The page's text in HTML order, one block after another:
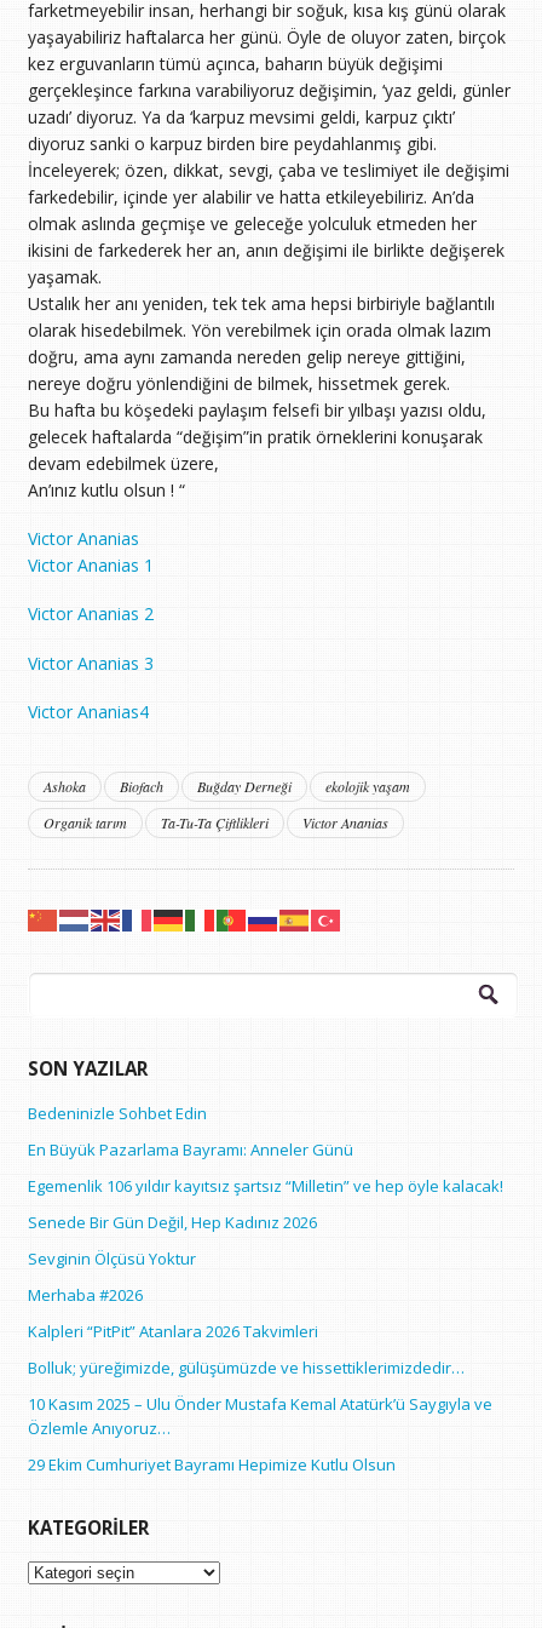
farketmeyebilir insan, herhangi bir soğuk, kısa kış günü olarak
yaşayabiliriz haftalarca her günü. Öyle de oluyor zaten, birçok
kez erguvanların tümü açınca, baharın büyük değişimi
gerçekleşince farkına varabiliyoruz değişimin, ‘yaz geldi, günler
uzadı’ diyoruz. Ya da ‘karpuz mevsimi geldi, karpuz çıktı’
diyoruz sanki o karpuz birden bire peydahlanmış gibi.
İnceleyerek; özen, dikkat, sevgi, çaba ve teslimiyet ile değişimi
farkedebilir, içinde yer alabilir ve hatta etkileyebiliriz. An’da
olmak aslında geçmişe ve geleceğe yolculuk etmeden her
ikisini de farkederek her an, anın değişimi ile birlikte değişerek
yaşamak.
Ustalık her anı yeniden, tek tek ama hepsi birbiriyle bağlantılı
olarak hisedebilmek. Yön verebilmek için orada olmak lazım
doğru, ama aynı zamanda nereden gelip nereye gittiğini,
nereye doğru yönlendiğini de bilmek, hissetmek gerek.
Bu hafta bu köşedeki paylaşım felsefi bir yılbaşı yazısı oldu,
gelecek haftalarda “değişim”in pratik örneklerini konuşarak
devam edebilmek üzere,
An’ınız kutlu olsun ! “
Victor Ananias
Victor Ananias 1
Victor Ananias 2
Victor Ananias 3
Victor Ananias4
Ashoka Biofach Buğday Derneği
ekolojik yaşam
Organik tarım
Ta-Tu-Ta Çiftlikleri Victor Ananias
Arama:
SON YAZILAR
Bedeninizle Sohbet Edin
En Büyük Pazarlama Bayramı: Anneler Günü
Egemenlik 106 yıldır kayıtsız şartsız “Milletin” ve hep öyle kalacak!
Senede Bir Gün Değil, Hep Kadınız 2026
Sevginin Ölçüsü Yoktur
Merhaba #2026
Kalpleri “PitPit” Atanlara 2026 Takvimleri
Bolluk; yüreğimizde, gülüşümüzde ve hissettiklerimizdedir…
10 Kasım 2025 – Ulu Önder Mustafa Kemal Atatürk’ü Saygıyla ve
Özlemle Anıyoruz…
29 Ekim Cumhuriyet Bayramı Hepimize Kutlu Olsun
KATEGORILER
Kategoriler